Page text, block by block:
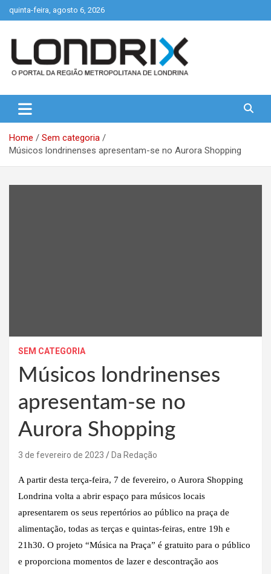
to
quinta-feira, agosto 6, 2026
Londrix
Home
Sem categoria
Músicos londrinenses apresentam-se no Aurora Shopping
SEM CATEGORIA
Músicos londrinenses
apresentam-se no
Aurora Shopping
3 de fevereiro de 2023 Da Redação
A partir desta terça-feira, 7 de fevereiro, o Aurora Shopping
Londrina volta a abrir espaço para músicos locais
apresentarem os seus repertórios ao público na praça de
alimentação, todas as terças e quintas-feiras, entre 19h e
21h30. O projeto “Música na Praça” é gratuito para o público
e proporciona momentos de lazer e descontração aos